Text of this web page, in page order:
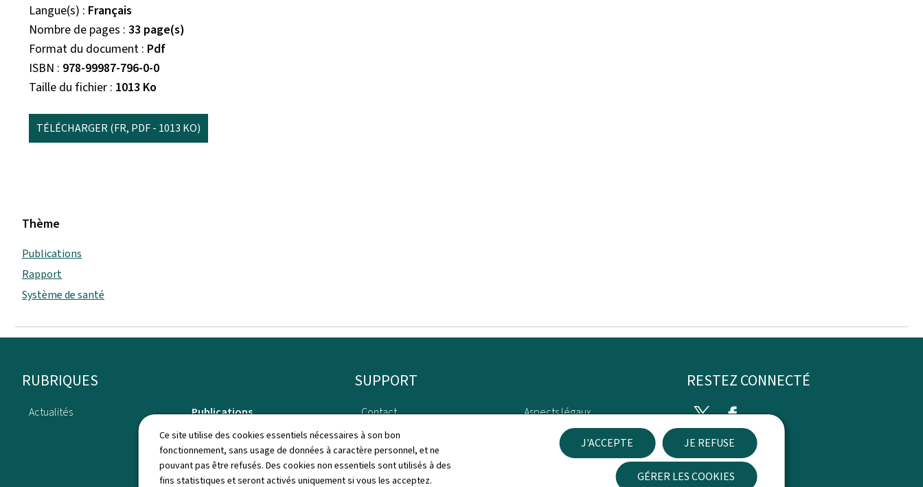
Ce site utilise des cookies essentiels nécessaires à son bon
fonctionnement, sans usage de données à caractère personnel, et ne
pouvant pas être refusés. Des cookies non essentiels sont utilisés à des
fins statistiques et seront activés uniquement si vous les acceptez.
J'ACCEPTE JE REFUSE
GÉRER LES COOKIES
Langue(s) Français
Nombre de pages 33 page(s)
Format du document Pdf
ISBN 978-99987-796-0-0
Taille du fichier 1013 Ko
TÉLÉCHARGER(FR, PDF - 1013 KO)
Thème
Publications
Rapport
Système de santé
Pied
de
RUBRIQUES
Actualités Publications
SUPPORT
Contact
Plan du site
À propos du site
Aspects légaux
Déclaration d'accessibilité
RESTEZ CONNECTÉ
TwitterFacebook
Newsletter